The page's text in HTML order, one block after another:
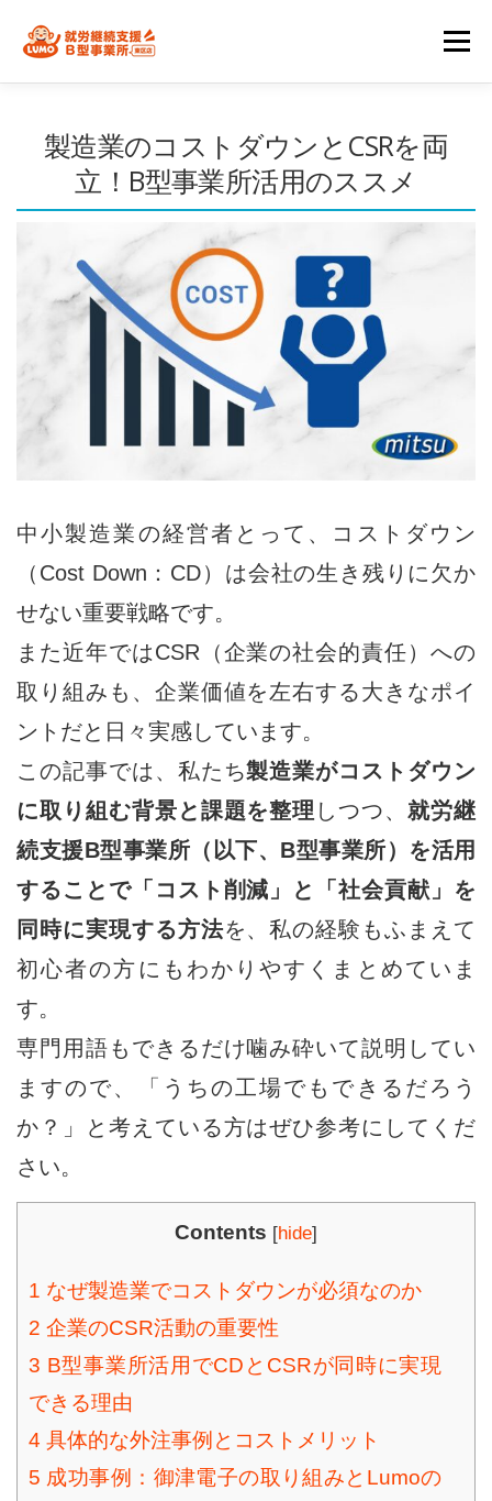
へ
メニ
スタッフ一覧 会社情報 ブログ
工賃シュミレーション B型事業所におすすめの方は？
製造業のコストダウンとCSRを両
立！B型事業所活用のススメ
中小製造業の経営者とって、コストダウン
（Cost Down：CD）は会社の生き残りに欠か
せない重要戦略です。
また近年ではCSR（企業の社会的責任）への
取り組みも、企業価値を左右する大きなポイ
ントだと日々実感しています。
この記事では、私たち製造業がコストダウン
に取り組む背景と課題を整理 しつつ、就労継
続支援B型事業所（以下、B型事業所）を活用
することで「コスト削減」と「社会貢献」を
同時に実現する方法を、私の経験もふまえて
初心者の方にもわかりやすくまとめていま
す。
専門用語もできるだけ噛み砕いて説明してい
ますので、「うちの工場でもできるだろう
か？」と考えている方はぜひ参考にしてくだ
さい。
Contents [hide]
1 なぜ製造業でコストダウンが必須なのか
2 企業のCSR活動の重要性
3 B型事業所活用でCDとCSRが同時に実現
できる理由
4 具体的な外注事例とコストメリット
5 成功事例：御津電子の取り組みとLumoの